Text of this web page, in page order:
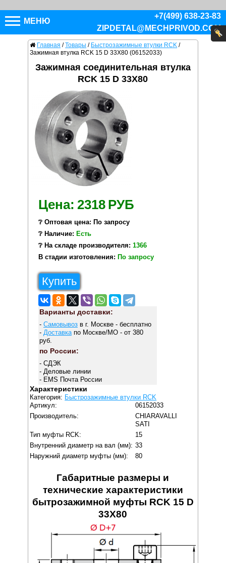
МЕНЮ
+7(499) 638-23-83
ZIPDETAL@MECHPRIVOD.COM
Главная / Товары / Быстрозажимные втулки RCK /
Зажимная втулка RCK 15 D 33X80 (06152033)
Зажимная соединительная втулка
RCK 15 D 33X80
Цена: 2318 РУБ
❔ Оптовая цена: По запросу
❔ Наличие: Есть
❔ На складе производителя: 1366
В стадии изготовления: По запросу
Купить
Варианты доставки:
- Самовывозв г. Москве - бесплатно
- Доставкапо Москве/МО - от 380
руб.
по России:
- СДЭК
- Деловые линии
- EMS Почта России
Характеристики
Категория: Быстрозажимные втулки RCK
Артикул:
06152033
Производитель:
CHIARAVALLI
SATI
Тип муфты RCK:
15
Внутренний диаметр на вал (мм): 33
Наружний диаметр муфты (мм):
80
Габаритные размеры и
технические характеристики
бытрозажимной муфты RCK 15 D
33X80